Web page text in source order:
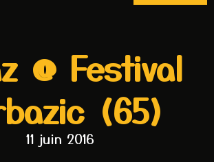
@ Festival
(65)
11 juin 2016